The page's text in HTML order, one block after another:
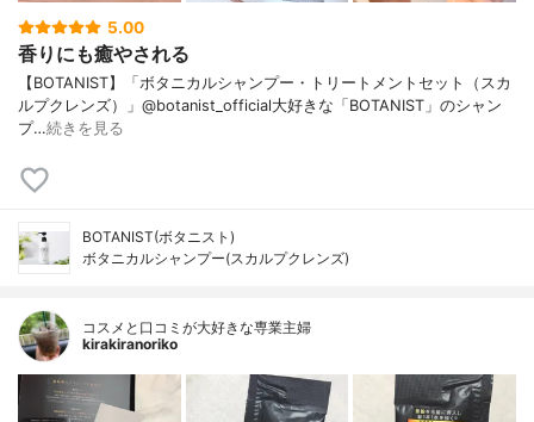
5.00
香りにも癒やされる
【BOTANIST】「ボタニカルシャンプー・トリートメントセット（スカ
ルプクレンズ）」@botanist_official大好きな「BOTANIST」のシャン
プ…続きを見る
BOTANIST(ボタニスト)
ボタニカルシャンプー(スカルプクレンズ)
コスメと口コミが大好きな専業主婦
kirakiranoriko